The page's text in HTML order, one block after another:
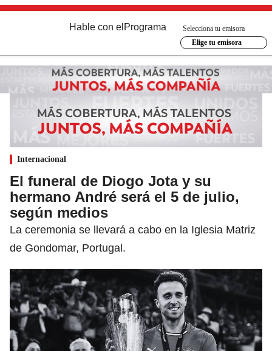
Hable con el Programa
Selecciona tu emisora
Elige tu emisora
Internacional
El funeral de Diogo Jota y su
hermano André será el 5 de julio,
según medios
La ceremonia se llevará a cabo en la Iglesia Matriz
de Gondomar, Portugal.